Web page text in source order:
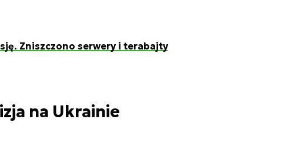
Zniszczono serwery i terabajty
na Ukrainie